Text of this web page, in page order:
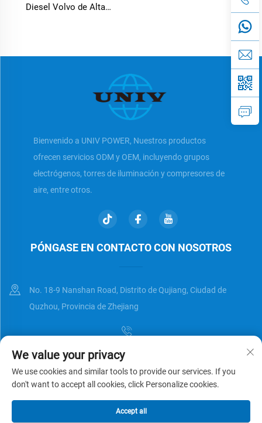
Diesel Volvo de Alta
Bienvenido a UNIV POWER, Nuestros productos
ofrecen servicios ODM y OEM, incluyendo grupos
electrógenos, torres de iluminación y compresores de
aire, entre otros.
PÓNGASE EN CONTACTO CON NOSOTROS
No. 18-9 Nanshan Road, Distrito de Qujiang, Ciudad de
Quzhou, Provincia de Zhejiang
[email protected]
Derechos de autor © Zhejiang Universal Trading Co.,Ltd. Reservados
Política de privacidad
We value your privacy
We use cookies and similar tools to provide our services. If you
don't want to accept all cookies, click Personalize cookies.
Accept all